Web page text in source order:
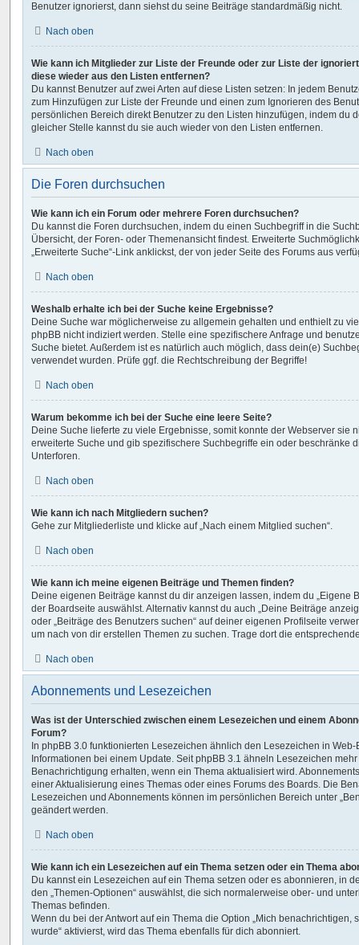
Benutzer ignorierst, dann siehst du seine Beiträge standardmäßig nicht.
Nach oben
Wie kann ich Mitglieder zur Liste der Freunde oder zur Liste der
diese wieder aus den Listen entfernen?
Du kannst Benutzer auf zwei Arten auf diese Listen setzen: In jedem
zum Hinzufügen zur Liste der Freunde und einen zum Ignorieren des
persönlichen Bereich direkt Benutzer zu den Listen hinzufügen, indem du
gleicher Stelle kannst du sie auch wieder von den Listen entfernen.
Nach oben
Die Foren durchsuchen
Wie kann ich ein Forum oder mehrere Foren durchsuchen?
Du kannst die Foren durchsuchen, indem du einen Suchbegriff in die
Übersicht, der Foren- oder Themenansicht findest. Erweiterte
„Erweiterte Suche“-Link anklickst, der von jeder Seite des Forums aus
Nach oben
Weshalb erhalte ich bei der Suche keine Ergebnisse?
Deine Suche war möglicherweise zu allgemein gehalten und enthielt zu
phpBB nicht indiziert werden. Stelle eine spezifischere Anfrage und
Suche bietet. Außerdem ist es natürlich auch möglich, dass dein(e)
verwendet wurden. Prüfe ggf. die Rechtschreibung der Begriffe!
Nach oben
Warum bekomme ich bei der Suche eine leere Seite?
Deine Suche lieferte zu viele Ergebnisse, somit konnte der Webserver sie
erweiterte Suche und gib spezifischere Suchbegriffe ein oder beschränke
Unterforen.
Nach oben
Wie kann ich nach Mitgliedern suchen?
Gehe zur Mitgliederliste und klicke auf „Nach einem Mitglied suchen“.
Nach oben
Wie kann ich meine eigenen Beiträge und Themen finden?
Deine eigenen Beiträge kannst du dir anzeigen lassen, indem du „Eigene
der Boardseite auswählst. Alternativ kannst du auch „Deine Beiträge
oder „Beiträge des Benutzers suchen“ auf deiner eigenen Profilseite
um nach von dir erstellen Themen zu suchen. Trage dort die
Nach oben
Abonnements und Lesezeichen
Was ist der Unterschied zwischen einem Lesezeichen und einem
Forum?
In phpBB 3.0 funktionierten Lesezeichen ähnlich den Lesezeichen in
Informationen bei einem Update. Seit phpBB 3.1 ähneln Lesezeichen
Benachrichtigung erhalten, wenn ein Thema aktualisiert wird.
einer Aktualisierung eines Themas oder eines Forums des Boards. Die
Lesezeichen und Abonnements können im persönlichen Bereich unter
geändert werden.
Nach oben
Wie kann ich ein Lesezeichen auf ein Thema setzen oder ein Thema
Du kannst ein Lesezeichen auf ein Thema setzen oder es abonnieren, in
den „Themen-Optionen“ auswählst, die sich normalerweise ober- und
Themas befinden.
Wenn du bei der Antwort auf ein Thema die Option „Mich benachrichtigen,
wurde“ aktivierst, wird das Thema ebenfalls für dich abonniert.